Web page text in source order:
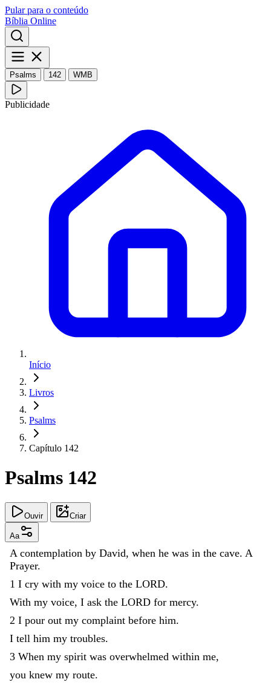
Pular para o conteúdo
Bíblia Online
Psalms 142 WMB
Publicidade
Início
Livros
Psalms
Capítulo 142
Psalms 142
Ouvir Criar
Aa
A contemplation by David, when he was in the cave. A
Prayer.
1 I cry with my voice to the LORD.
With my voice, I ask the LORD for mercy.
2 I pour out my complaint before him.
I tell him my troubles.
3 When my spirit was overwhelmed within me,
you knew my route.